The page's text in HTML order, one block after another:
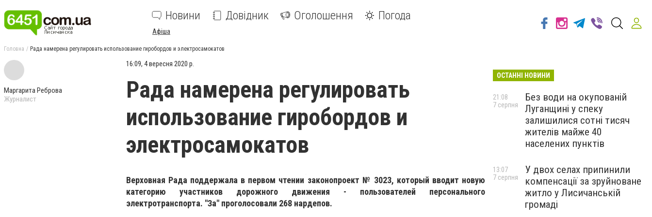
Новини Довідник Оголошення Погода
Афіша
Головна Рада намерена регулировать использование гиробордов и электросамокатов
Маргарита Реброва
Журналист
16:09, 4 вересня 2020 р.
Рада намерена регулировать
использование гиробордов и
электросамокатов
Верховная Рада поддержала в первом чтении законопроект № 3023, который вводит новую
категорию участников дорожного движения - пользователей персонального
электротранспорта. "За" проголосовали 268 нардепов.
ОСТАННІ НОВИНИ
Без води на окупованій
Луганщині у спеку
залишилися сотні тисяч
жителів майже 40
населених пунктів
21:08
7 серпня
У двох селах припинили
компенсації за зруйноване
житло у Лисичанській
громаді
13:07
7 серпня